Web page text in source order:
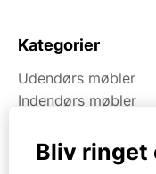
Kategorier
Udendørs møbler
Indendørs møbler
Bliv ringet